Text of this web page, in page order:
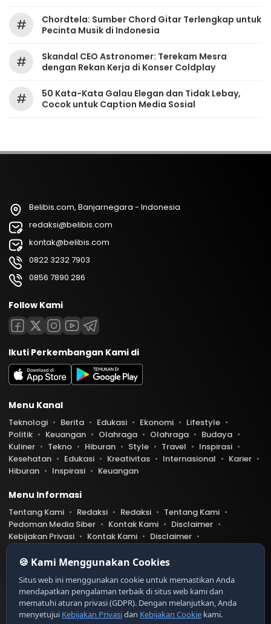
#
Chordtela: Sumber Chord Gitar Terlengkap untuk
Pecinta Musik di Indonesia
#
Skandal CEO Astronomer: Terekam Mesra
dengan Rekan Kerja di Konser Coldplay
#
50 Kata-Kata Galau Elegan dan Tidak Lebay,
Cocok untuk Caption Media Sosial
Belibis.com, Banjarnegara - Indonesia
redaksi@belibis.com
kontak@belibis.com
0822 3232 7903
0856 7890 286
Follow Kami
Ikuti Perkembangan Kami di
Menu Kanal
Teknologi Berita Edukasi Ekonomi
Lifestyle
Politik
Keuangan Olahraga Olahraga
Budaya
Kuliner
Tekno Hiburan Style Travel
Inspirasi
Kesehatan
Edukasi Kreativitas Internasional
Karier
Hiburan
Inspirasi Keuangan
Menu Informasi
Tentang Kami Redaksi Redaksi
Tentang Kami
Pedoman Media Siber
Kontak Kami
Disclaimer
Kebijakan Privasi
Kontak Kami
Disclaimer
Pedoman Media Siber
Belibis.com telah diverifikasi oleh Dewan Pers
tifikat Nomor 9999/DP-Verifikasi/K/XII/20XX
https://dewanpers.or.id/data/contoh-xxx
🍪 Kami Menggunakan Cookies
Situs web ini menggunakan cookie untuk memastikan Anda
mendapatkan pengalaman terbaik di situs web kami dan
mematuhi aturan privasi (GDPR). Dengan melanjutkan, Anda
menyetujui Kebijakan Privasidan Kebijakan Cookie kami.